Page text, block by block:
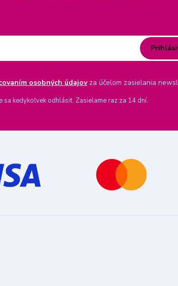
osobných údajovza účelom zasielania
sa kedykoľvek odhlásiť. Zasielame raz za 14 dní.